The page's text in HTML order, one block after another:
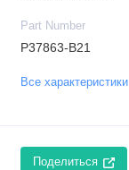
Part Number
P37863-B21
Все характеристики
Поделиться